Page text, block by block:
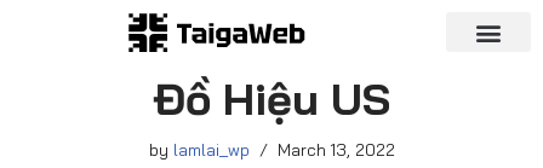
Đồ Hiệu US
by lamlai_wp March 13, 2022